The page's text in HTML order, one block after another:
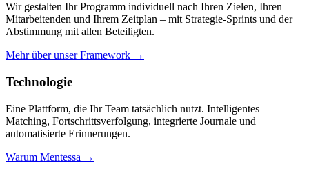
Wir gestalten Ihr Programm individuell nach Ihren Zielen, Ihren
Mitarbeitenden und Ihrem Zeitplan – mit Strategie-Sprints und der
Abstimmung mit allen Beteiligten.
Mehr über unser Framework →
Technologie
Eine Plattform, die Ihr Team tatsächlich nutzt. Intelligentes
Matching, Fortschrittsverfolgung, integrierte Journale und
automatisierte Erinnerungen.
Warum Mentessa →